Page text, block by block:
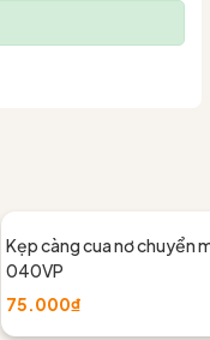
Kẹp càng cua nơ chuyển
040VP
75.000₫